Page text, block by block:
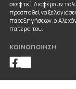
σκεφτεί. Διαφέρουν
προσπαθεί να
παρεξηγήσεων, ο
πατέρα του.
ΚΟΙΝΟΠΟΊΗΣΗ